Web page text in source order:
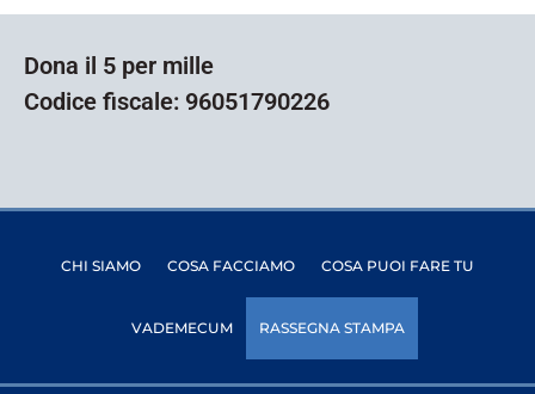
Dona il 5 per mille
Codice fiscale: 96051790226
CHI SIAMO COSA FACCIAMO COSA PUOI FARE TU
VADEMECUM RASSEGNA STAMPA